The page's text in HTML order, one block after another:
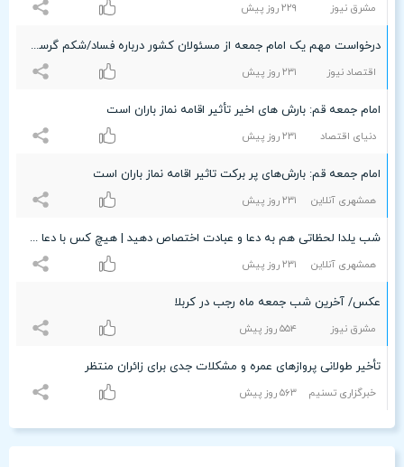
مشرق نیوز ۲۲٩ روز پیش
درخواست مهم یک امام جمعه از مسئولان کشور درباره فساد/شکم گرسنه و سفره خالی، پند و موعظه را نمی‌شناسد
اقتصاد نیوز ۲٣۱ روز پیش
امام جمعه قم: بارش‌ های اخیر تأثیر اقامه نماز باران است
دنیای اقتصاد ۲٣۱ روز پیش
امام جمعه قم: بارش‌های پر برکت تاثیر اقامه نماز باران است
همشهری آنلاین ۲٣۱ روز پیش
شب یلدا لحظاتی هم به دعا و عبادت اختصاص دهید | هیچ کس با دعا هلاک نشده است | بیایید در ماه‌های پیش رو گناه‌زدایی کنیم
همشهری آنلاین ۲٣۱ روز پیش
عکس/ آخرین شب جمعه ماه رجب در کربلا
مشرق نیوز ۵۵۴ روز پیش
تأخیر طولانی پروازهای عمره و مشکلات جدی برای زائران منتظر
خبرگزاری تسنیم ۵۶٣ روز پیش